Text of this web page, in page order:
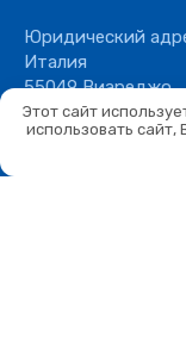
Юридический
Италия
55049 Виареджо
ул. Уго Фосколо,25
Этот сайт
использовать сайт,